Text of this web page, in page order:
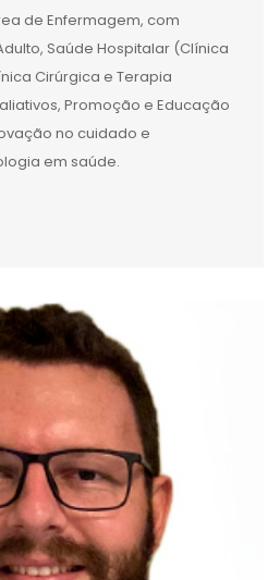
de Enfermagem, com
Saúde Hospitalar (Clínica
Cirúrgica e Terapia
Promoção e Educação
no cuidado e
em saúde.